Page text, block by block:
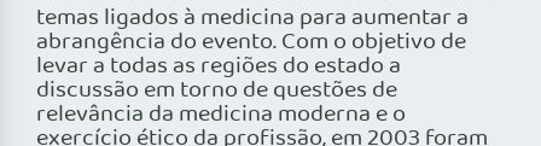
temas ligados à medicina para aumentar a
abrangência do evento. Com o objetivo de
levar a todas as regiões do estado a
discussão em torno de questões de
relevância da medicina moderna e o